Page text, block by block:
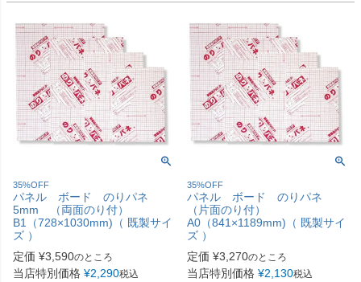
35%OFF
パネル ボード のりパネ
5mm （両面のり付）
B1（728×1030mm)（ 既製サイ
ズ ）
定価 ¥3,590のところ
当店特別価格 ¥2,290税込
35%OFF
パネル ボード のりパネ
（片面のり付）
A0（841×1189mm)（ 既製サイ
ズ ）
定価 ¥3,270のところ
当店特別価格 ¥2,130税込